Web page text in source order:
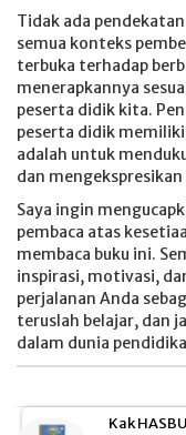
Tidak ada
semua konteks
terbuka terhadap
menerapkannya
peserta didik kita.
peserta didik
adalah untuk
dan
Saya ingin
pembaca atas
membaca buku ini.
inspirasi, motivasi,
perjalanan Anda
teruslah belajar, dan
dalam dunia
Kak